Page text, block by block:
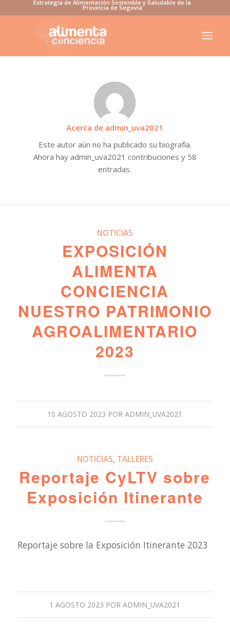
Estrategia de Alimentación Sostenible y Saludable de la
Provincia de Segovia
Acerca de admin_uva2021
Este autor aún no ha publicado su biografía.
Ahora hay admin_uva2021 contribuciones y 58
entradas.
NOTICIAS
EXPOSICIÓN
ALIMENTA
CONCIENCIA
NUESTRO PATRIMONIO
AGROALIMENTARIO
2023
10 AGOSTO 2023 PORADMIN_UVA2021
NOTICIAS, TALLERES
Reportaje CyLTV sobre
Exposición Itinerante
Reportaje sobre la Exposición Itinerante 2023
1 AGOSTO 2023 PORADMIN_UVA2021